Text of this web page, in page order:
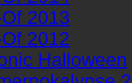
2013
2012
Halloween